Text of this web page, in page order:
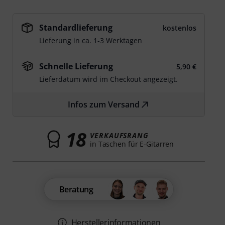
Standardlieferung
kostenlos
Lieferung in ca. 1-3 Werktagen
Schnelle Lieferung
5,90 €
Lieferdatum wird im Checkout angezeigt.
Infos zum Versand
18 VERKAUFSRANG
in Taschen für E-Gitarren
Beratung
Herstellerinformationen